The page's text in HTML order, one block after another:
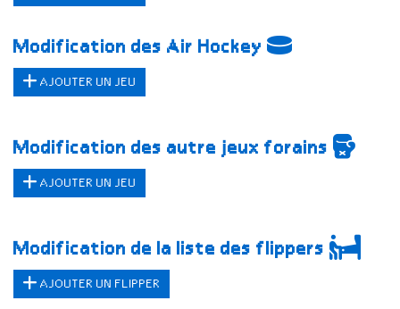
Modification des Air Hockey
AJOUTER UN JEU
Modification des autre jeux forains
AJOUTER UN JEU
Modification de la liste des flippers
AJOUTER UN FLIPPER